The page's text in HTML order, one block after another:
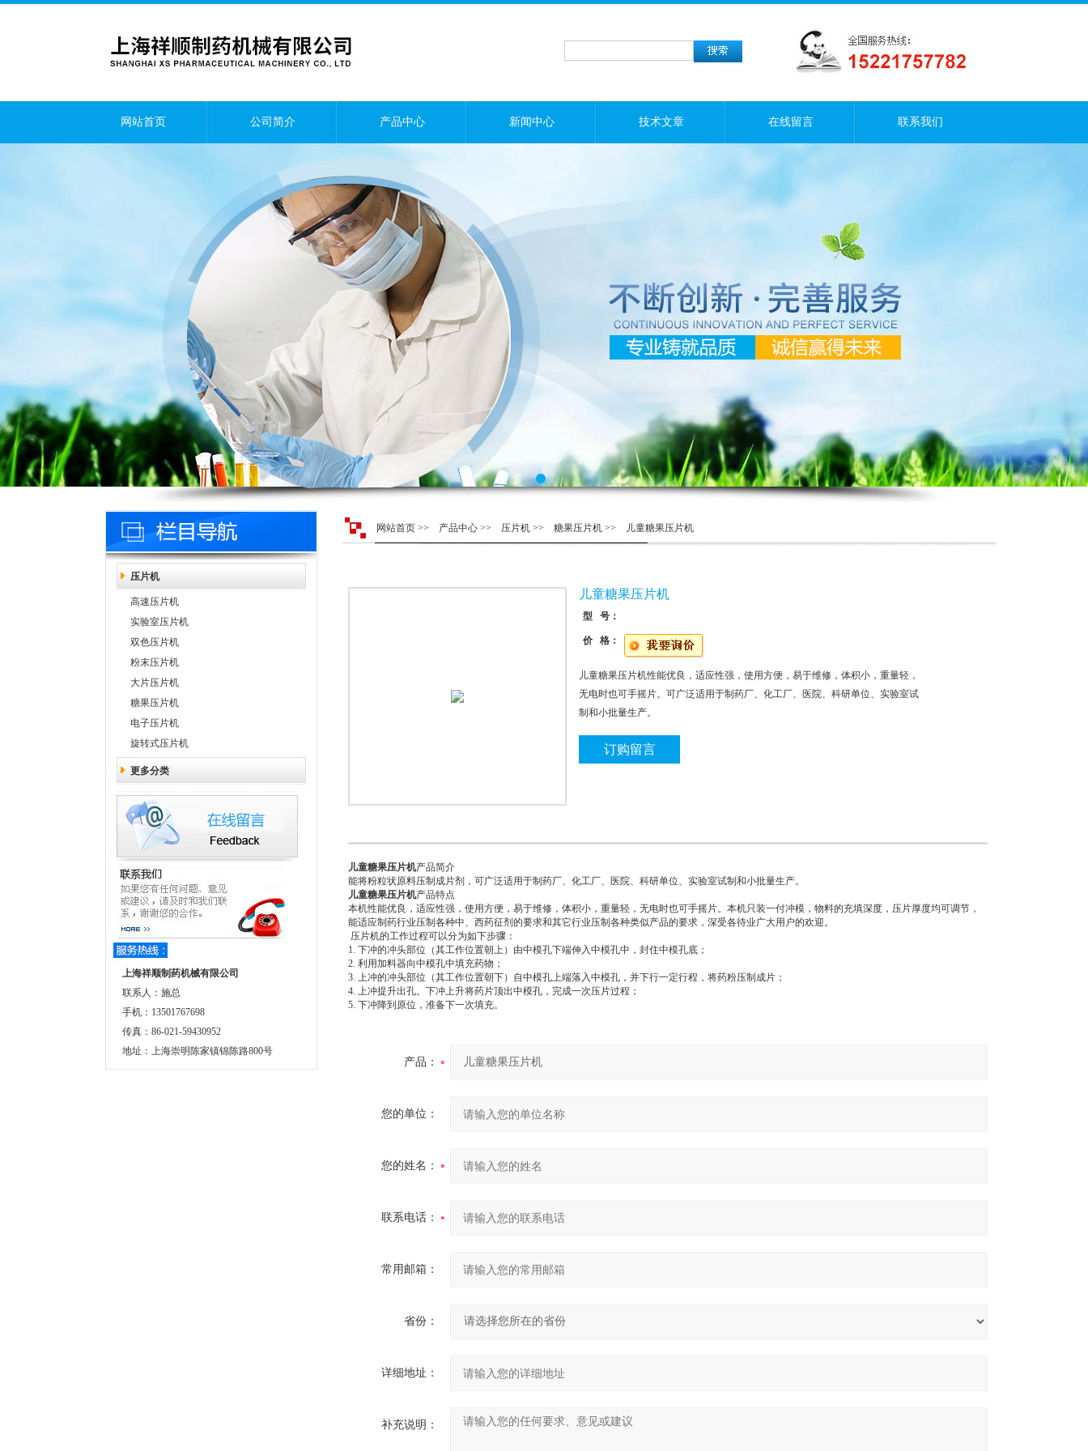
网站首页 公司简介 产品中心 新闻中心 技术文章 在线留言 联系我们
压片机
高速压片机
实验室压片机
双色压片机
粉末压片机
大片压片机
糖果压片机
电子压片机
旋转式压片机
更多分类
上海祥顺制药机械有限公司
联系人：施总
手机：13501767698
传真：86-021-59430952
地址：上海崇明陈家镇锦陈路800号
网站首页 >> 产品中心 >> 压片机 >> 糖果压片机 >> 儿童糖果压片机
儿童糖果压片机
型 号：
价 格：
儿童糖果压片机性能优良，适应性强，使用方便，易于维修，体积小，重量轻，
无电时也可手摇片。可广泛适用于制药厂、化工厂、医院、科研单位、实验室试
制和小批量生产。
订购留言
儿童糖果压片机产品简介
能将粉粒状原料压制成片剂，可广泛适用于制药厂、化工厂、医院、科研单位、实验室试制和小批量生产。
儿童糖果压片机产品特点
本机性能优良，适应性强，使用方便，易于维修，体积小，重量轻，无电时也可手摇片。本机只装一付冲模，物料的充填深度，压片厚度均可调节，
能适应制药行业压制各种中、西药征剂的要求和其它行业压制各种类似产品的要求，深受各待业广大用户的欢迎。
压片机的工作过程可以分为如下步骤：
1. 下冲的冲头部位（其工作位置朝上）由中模孔下端伸入中模孔中，封住中模孔底；
2. 利用加料器向中模孔中填充药物；
3. 上冲的冲头部位（其工作位置朝下）自中模孔上端落入中模孔，并下行一定行程，将药粉压制成片；
4. 上冲提升出孔。下冲上升将药片顶出中模孔，完成一次压片过程；
5. 下冲降到原位，准备下一次填充。
产品：
您的单位：
您的姓名：
联系电话：
常用邮箱：
省份：
详细地址：
补充说明：